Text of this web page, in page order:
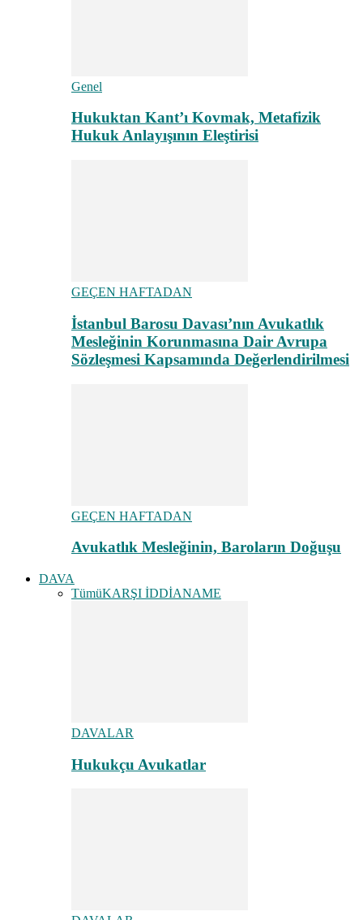
Genel
Hukuktan Kant’ı Kovmak, Metafizik
Hukuk Anlayışının Eleştirisi
GEÇEN HAFTADAN
İstanbul Barosu Davası’nın Avukatlık
Mesleğinin Korunmasına Dair Avrupa
Sözleşmesi Kapsamında Değerlendirilmesi
GEÇEN HAFTADAN
Avukatlık Mesleğinin, Baroların Doğuşu
DAVA
TümüKARŞI İDDİANAME
DAVALAR
Hukukçu Avukatlar